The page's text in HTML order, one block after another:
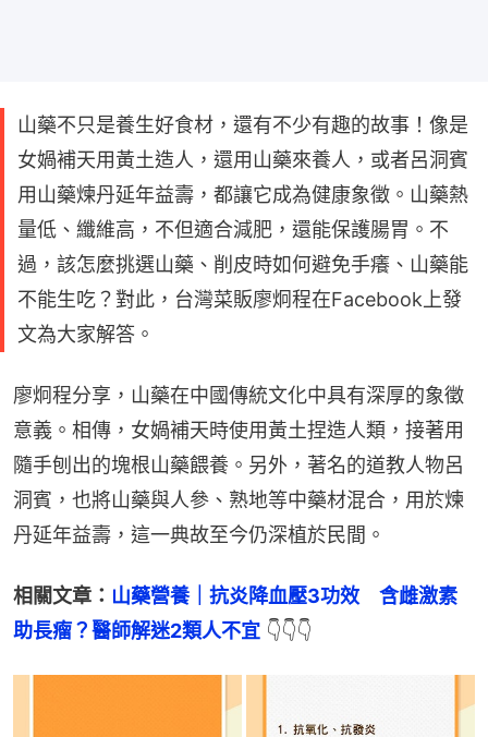
山藥不只是養生好食材，還有不少有趣的故事！像是
女媧補天用黃土造人，還用山藥來養人，或者呂洞賓
用山藥煉丹延年益壽，都讓它成為健康象徵。山藥熱
量低、纖維高，不但適合減肥，還能保護腸胃。不
過，該怎麼挑選山藥、削皮時如何避免手癢、山藥能
不能生吃？對此，台灣菜販廖炯程在Facebook上發
文為大家解答。
廖炯程分享，山藥在中國傳統文化中具有深厚的象徵
意義。相傳，女媧補天時使用黃土捏造人類，接著用
隨手刨出的塊根山藥餵養。另外，著名的道教人物呂
洞賓，也將山藥與人參、熟地等中藥材混合，用於煉
丹延年益壽，這一典故至今仍深植於民間。
相關文章： 山藥營養｜抗炎降血壓3功效　含雌激素
助長瘤？醫師解迷2類人不宜 👇👇👇